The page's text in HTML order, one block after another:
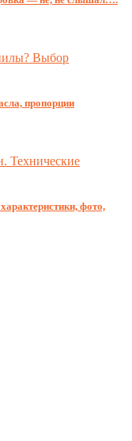
пропорции
фото,